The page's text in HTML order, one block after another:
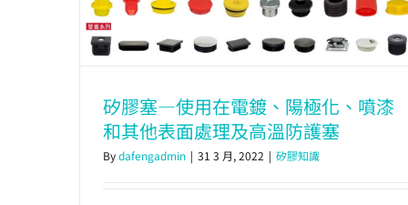
矽膠塞—使用在電鍍、陽極化、噴漆
和其他表面處理及高溫防護塞
Bydafengadmin | 31 3 月, 2022 | 矽膠知識